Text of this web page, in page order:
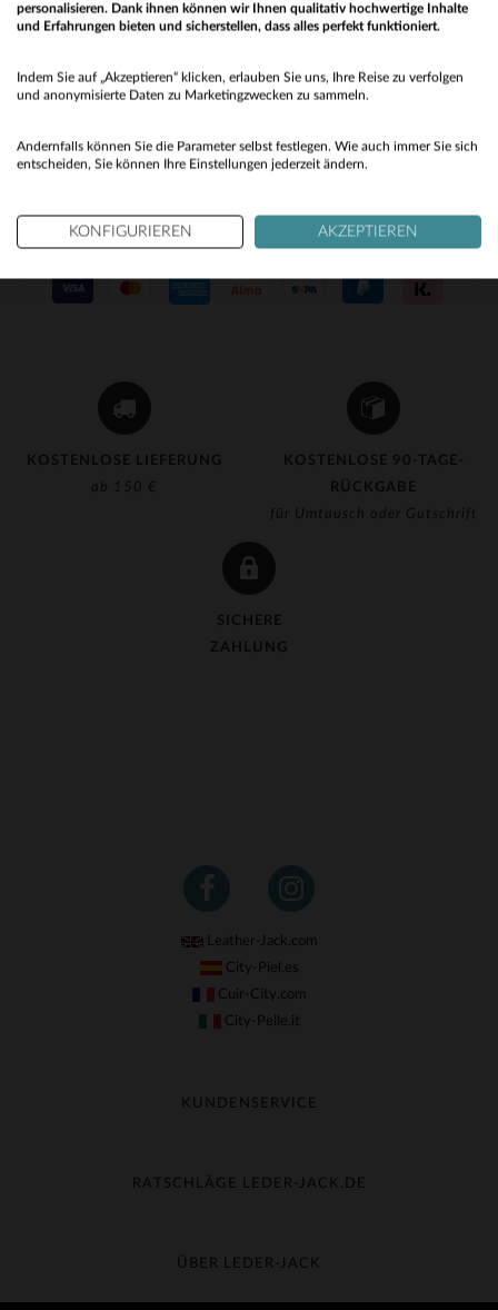
KOSTENLOSE LIEFERUNG
ab 150 €
KOSTENLOSE 90-TAGE-
RÜCKGABE
für Umtausch oder Gutschrift
SICHERE
ZAHLUNG
KUNDENSERVICE
per E-Mailcontact@leder-jack.de
UNSERE VERTRAUENSWÜRDIGEN PARTNER
Leather-Jack.com
City-Piel.es
Cuir-City.com
City-Pelle.it
KUNDENSERVICE
Umtausch & Widerruf
Kundenservice kontaktieren
RATSCHLÄGE LEDER-JACK.DE
Material-Guide
ÜBER LEDER-JACK
No
personalisieren. Dank ihnen können wir Ihnen qualitativ hochwertige Inhalte
und Erfahrungen bieten und sicherstellen, dass alles perfekt funktioniert.
Indem Sie auf „Akzeptieren“ klicken, erlauben Sie uns, Ihre Reise zu verfolgen
und anonymisierte Daten zu Marketingzwecken zu sammeln.
Andernfalls können Sie die Parameter selbst festlegen. Wie auch immer Sie sich
entscheiden, Sie können Ihre Einstellungen jederzeit ändern.
KONFIGURIEREN AKZEPTIEREN